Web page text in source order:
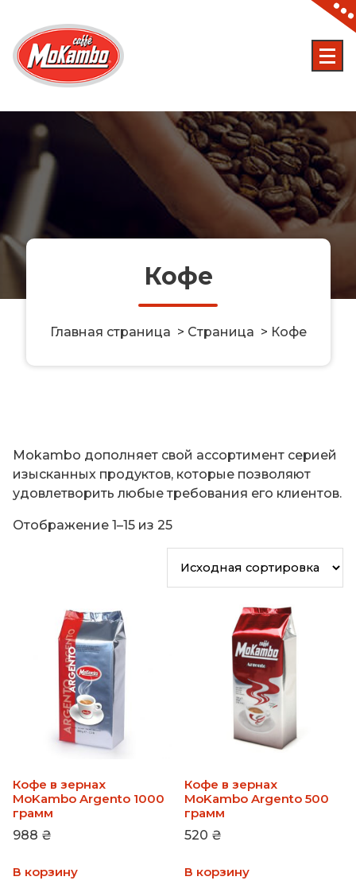
content
Кофе
Главная страница > Страница > Кофе
Mokambo дополняет свой ассортимент серией
изысканных продуктов, которые позволяют
удовлетворить любые требования его клиентов.
Отображение 1–15 из 25
Кофе в зернах
MoKambo Argento 1000
грамм
988 ₴
В корзину
Кофе в зернах
MoKambo Argento 500
грамм
520 ₴
В корзину